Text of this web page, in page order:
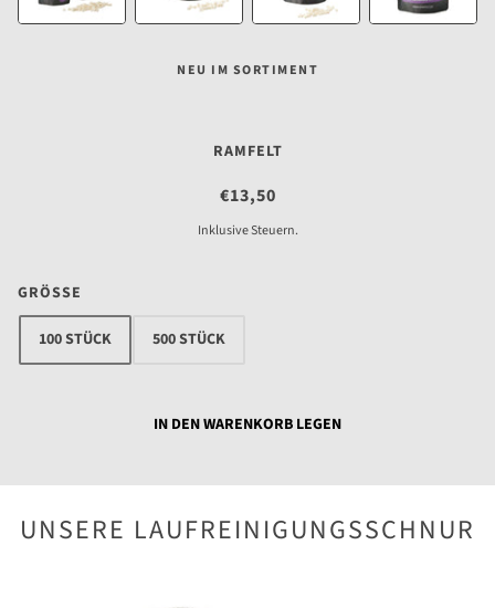
NEU IM SORTIMENT
KALIBER 6 MM / 243 WIN.
RAMFELT
€13,50
Inklusive Steuern.
GRÖSSE
100 STÜCK 500 STÜCK
IN DEN WARENKORB LEGEN
UNSERE LAUFREINIGUNGSSCHNUR